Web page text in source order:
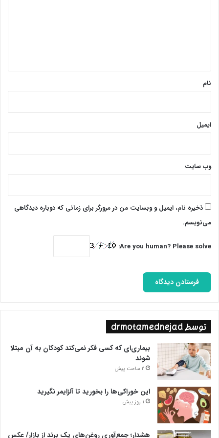
نام
ایمیل
وب‌ سایت
ذخیره نام، ایمیل و وبسایت من در مرورگر برای زمانی که دوباره دیدگاهی
می‌نویسم.
Are you human? Please solve:
توسط drmotamednejad
بیماری‌ای که کسی فکر نمی‌کند کودکان به آن مبتلا
شوند
2 ساعت پیش
این خوراکی‌ها را بخورید تا آلزایمر نگیرید
1 روز پیش
هشدار؛ جمع‌آوری روغن‌های یک برند از بازار/ عکس